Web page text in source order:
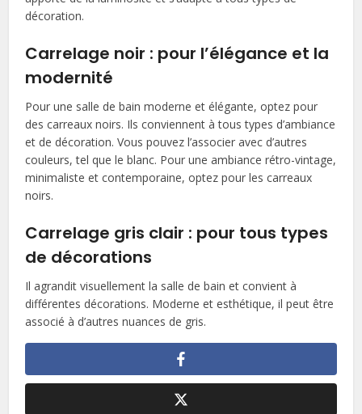
décoration.
Carrelage noir : pour l’élégance et la
modernité
Pour une salle de bain moderne et élégante, optez pour
des carreaux noirs. Ils conviennent à tous types d’ambiance
et de décoration. Vous pouvez l’associer avec d’autres
couleurs, tel que le blanc. Pour une ambiance rétro-vintage,
minimaliste et contemporaine, optez pour les carreaux
noirs.
Carrelage gris clair : pour tous types
de décorations
Il agrandit visuellement la salle de bain et convient à
différentes décorations. Moderne et esthétique, il peut être
associé à d’autres nuances de gris.